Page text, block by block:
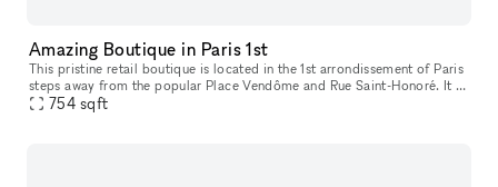
Amazing Boutique in Paris 1st
This pristine retail boutique is located in the 1st arrondissement of Paris
steps away from the popular Place Vendôme and Rue Saint-Honoré. It is
perfect for a Pop-Up Store, Private Sale, Fashion We
754 sqft